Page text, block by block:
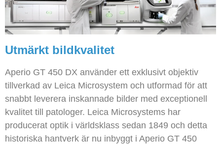
Utmärkt bildkvalitet
Aperio GT 450 DX använder ett exklusivt objektiv
tillverkad av Leica Microsystem och utformad för att
snabbt leverera inskannade bilder med exceptionell
kvalitet till patologer. Leica Microsystems har
producerat optik i världsklass sedan 1849 och detta
historiska hantverk är nu inbyggt i Aperio GT 450